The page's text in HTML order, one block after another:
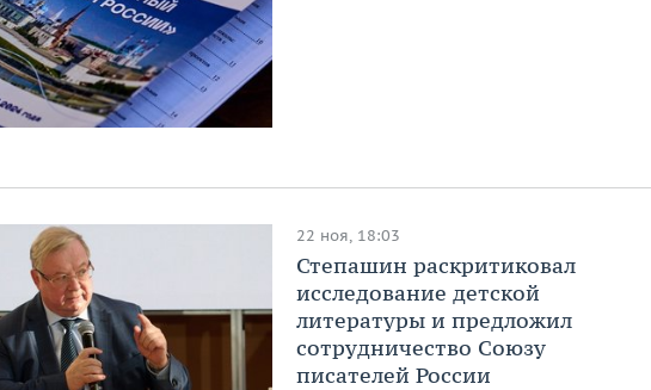
22 ноя, 18:03
Степашин раскритиковал
исследование детской
литературы и предложил
сотрудничество Союзу
писателей России